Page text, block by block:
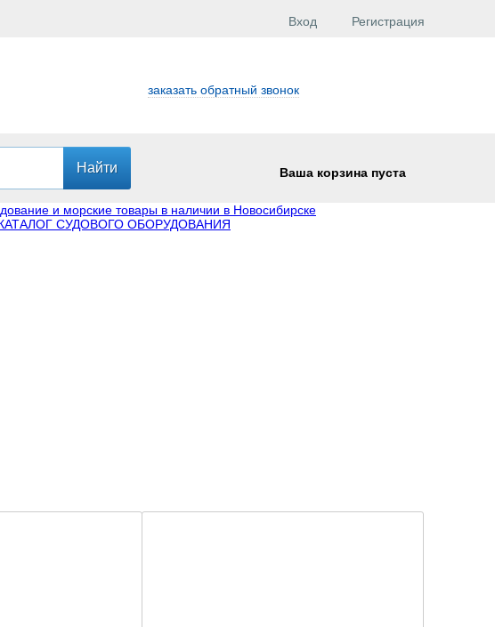
Вход Регистрация
заказать обратный звонок
Ваша корзина пуста